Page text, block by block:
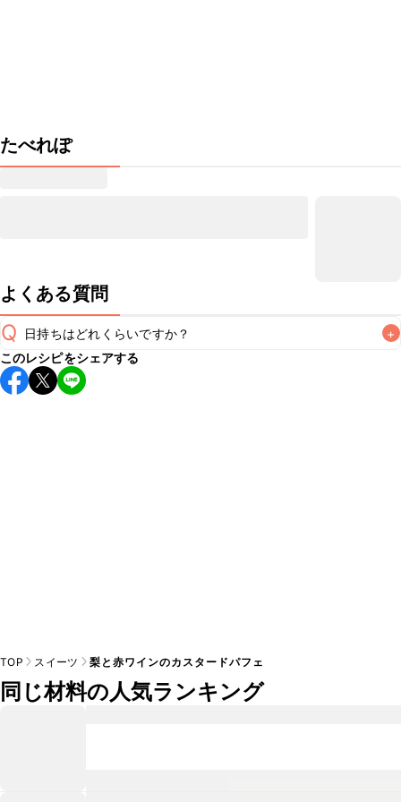
たべれぽ
よくある質問
Q 日持ちはどれくらいですか？ +
こちらのレシピは出来たてをお召し上がりいただくことをお
すすめします。
このレシピをシェアする
TOP スイーツ 梨と赤ワインのカスタードパフェ
同じ材料の人気ランキング